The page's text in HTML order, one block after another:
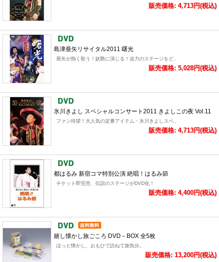
販売価格: 4,713円(税込)
島津亜矢リサイタル2011 曙光
亜矢が熱く歌う！妖艶に演じる！迫力のステージをど..
販売価格: 5,028円(税込)
氷川きよし スペシャルコンサート2011 きよしこの夜 Vol.11
ファン待望！大人気の定番アイテム・氷川きよしスペ..
販売価格: 4,713円(税込)
都はるみ 新宿コマ特別公演 絶唱！はるみ節
チケット即完売、伝説のステージがDVD化！
販売価格: 4,400円(税込)
嬉し懐かし旅ごころ DVD－BOX 全5枚
ほっと懐かし、おもひで訪ねて旅気分。
販売価格: 13,200円(税込)